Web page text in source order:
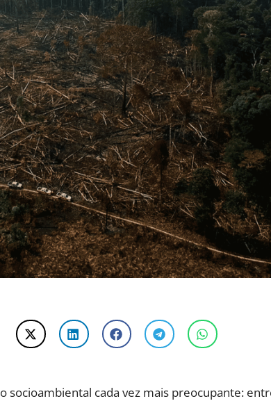
socioambiental cada vez mais preocupante: